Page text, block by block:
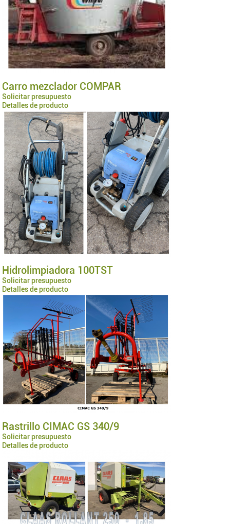
Carro mezclador COMPAR
Solicitar presupuesto
Detalles de producto
Hidrolimpiadora 100TST
Solicitar presupuesto
Detalles de producto
Rastrillo CIMAC GS 340/9
Solicitar presupuesto
Detalles de producto